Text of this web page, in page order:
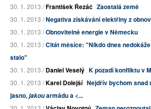
30. 1. 2013 /František Řezáč Zaostalá země
30. 1. 2013 /Negativa získávání elektřiny z
30. 1. 2013 /Obnovitelné energie v Německu
30. 1. 2013 /Citát měsíce: "Nikdo dnes
stalo"
30. 1. 2013 /Daniel Veselý K pozadí konfliktu v
30. 1. 2013 /Karel Dolejší Nejdřív bychom snad
jasno,jakouarmádu a <...